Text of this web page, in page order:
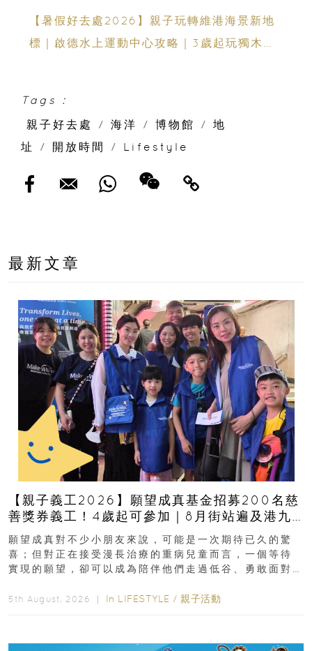
【暑假好去處2026】親子玩轉維港海景新地
標｜啟德水上運動中心攻略｜3歲起玩獨木舟
Tags :
親子好去處
/ 海洋 / 博物館 /
地
址
/ 開放時間 / Lifestyle
最新文章
【親子義工2026】願望成真基金招募200名慈
善獎券義工！4歲起可參加｜8月街站遍及港九
新界
願望成真對不少小朋友來說，可能是一次期待已久的驚
喜；但對正在接受漫長治療的重病兒童而言，一個等待
實現的願望，卻可以成為陪伴他們走過低谷、勇敢面對
5th August, 2026 ｜ In LIFESTYLE / 親子活動